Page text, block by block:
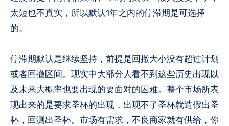
太短也不真实，所以默认1年之内的停滞期是可选择
的。
停滞期默认是继续坚持，前提是回撤大小没有超过计划
或者回撤区间。现实中大部分人看不到这些历史出现以
及未来大概率也要出现的要面对的困难。整个市场所表
现出来的是要求圣杯的出现，出现不了圣杯就造假出圣
杯，回测出圣杯。市场有需求，不良商家就有供给，你